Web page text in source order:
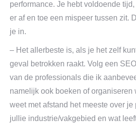
performance. Je hebt voldoende
er af en toe een mispeer tussen zit.
je in.
– Het allerbeste is, als je het zelf
geval betrokken raakt. Volg een
van de professionals die ik
namelijk ook boeken of organiseren
weet met afstand het meeste over je
jullie industrie/vakgebied en wat